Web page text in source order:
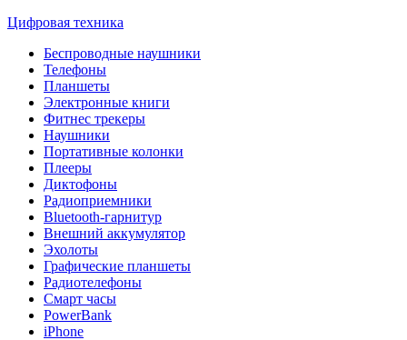
Цифровая техника
Беспроводные наушники
Телефоны
Планшеты
Электронные книги
Фитнес трекеры
Наушники
Портативные колонки
Плееры
Диктофоны
Радиоприемники
Bluetooth-гарнитур
Внешний аккумулятор
Эхолоты
Графические планшеты
Радиотелефоны
Смарт часы
PowerBank
iPhone